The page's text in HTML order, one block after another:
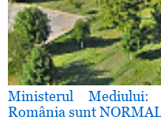
Ministerul
România sunt